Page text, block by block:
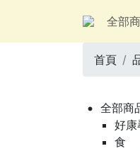
全部
首頁
全部商
好康
食